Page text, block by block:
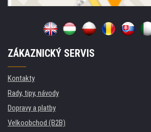
ZÁKAZNICKÝ SERVIS
Kontakty
Rady, tipy, návody
Dopravy a platby
Velkoobchod (B2B)